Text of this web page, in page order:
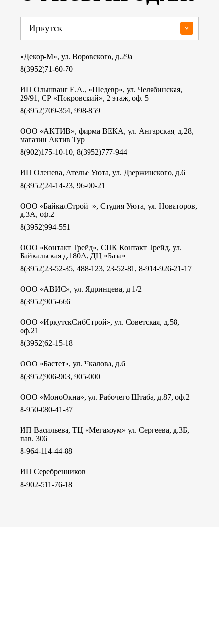
«Декор-М», ул. Воровского, д.29а
8(3952)71-60-70
ИП Ольшванг Е.А., «Шедевр», ул. Челябинская,
29/91, СР «Покровский», 2 этаж, оф. 5
8(3952)709-354, 998-859
ООО «АКТИВ», фирма ВЕКА, ул. Ангарская, д.28,
магазин Актив Тур
8(902)175-10-10, 8(3952)777-944
ИП Оленева, Ателье Уюта, ул. Дзержинского, д.6
8(3952)24-14-23, 96-00-21
ООО «БайкалСтрой+», Студия Уюта, ул. Новаторов,
д.3А, оф.2
8(3952)994-551
ООО «Контакт Трейд», СПК Контакт Трейд, ул.
Байкальская д.180А, ДЦ «База»
8(3952)23-52-85, 488-123, 23-52-81, 8-914-926-21-17
ООО «АВИС», ул. Ядринцева, д.1/2
8(3952)905-666
ООО «ИркутскСибСтрой», ул. Советская, д.58,
оф.21
8(3952)62-15-18
ООО «Бастет», ул. Чкалова, д.6
8(3952)906-903, 905-000
ООО «МоноОкна», ул. Рабочего Штаба, д.87, оф.2
8-950-080-41-87
ИП Васильева, ТЦ «Мегахоум» ул. Сергеева, д.3Б,
пав. 306
8-964-114-44-88
ИП Серебренников
8-902-511-76-18